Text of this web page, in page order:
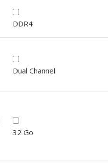
DDR4
Dual Channel
32 Go